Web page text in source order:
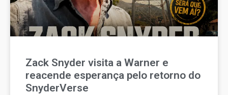
Zack Snyder visita a Warner e
reacende esperança pelo retorno do
SnyderVerse